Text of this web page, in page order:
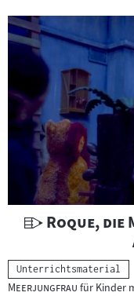
h
t
s
m
a
t
e
r
i
a
l U
t
e
"
Roque,
Kategorie:
Unterrichtsmaterial
Meerjungfrau "für Kinder